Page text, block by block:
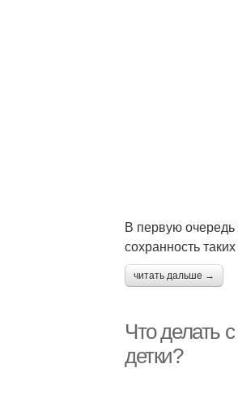
В первую
сохранность
читать дальше →
Что делать
детки?